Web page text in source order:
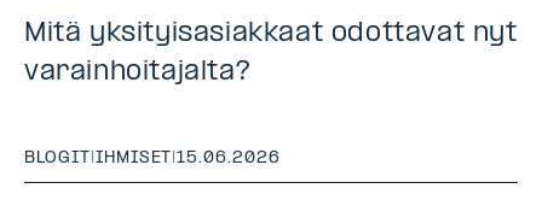
Mitä yksityisasiakkaat odottavat nyt
varainhoitajalta?
BLOGIT IHMISET |15.06.2026